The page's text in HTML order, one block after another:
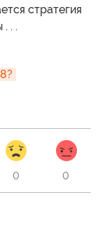
стратегия
. .
0 0